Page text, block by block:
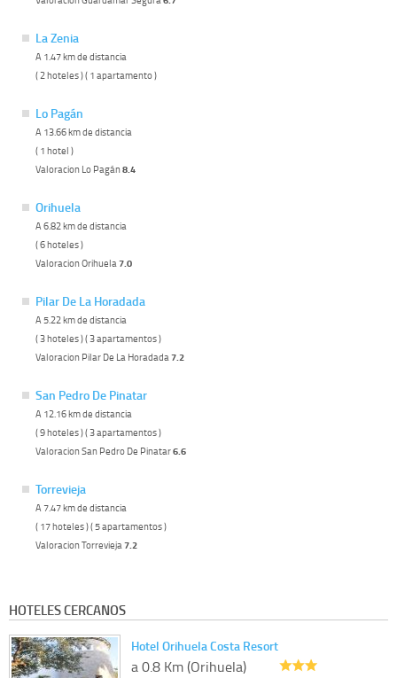
La Zenia
A 1.47 km de distancia
( 2 hoteles ) ( 1 apartamento )
Lo Pagán
A 13.66 km de distancia
( 1 hotel )
Valoracion Lo Pagán8.4
Orihuela
A 6.82 km de distancia
( 6 hoteles )
Valoracion Orihuela7.0
Pilar De La Horadada
A 5.22 km de distancia
( 3 hoteles ) ( 3 apartamentos )
Valoracion Pilar De La Horadada7.2
San Pedro De Pinatar
A 12.16 km de distancia
( 9 hoteles ) ( 3 apartamentos )
Valoracion San Pedro De Pinatar6.6
Torrevieja
A 7.47 km de distancia
( 17 hoteles ) ( 5 apartamentos )
Valoracion Torrevieja7.2
HOTELES CERCANOS
Hotel Orihuela Costa Resort
a 0.8 Km (Orihuela)